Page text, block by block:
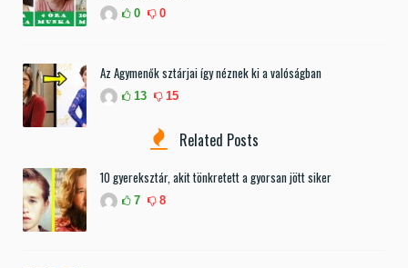
0 0
Az Agymenők sztárjai így néznek ki a valóságban
13 15
Related Posts
10 gyereksztár, akit tönkretett a gyorsan jött siker
7 8